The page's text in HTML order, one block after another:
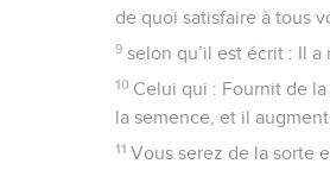
de quoi satisfaire à tous
9 selon qu’il est écrit : Il
10 Celui qui : Fournit de
la semence, et il
11 Vous serez de la sorte